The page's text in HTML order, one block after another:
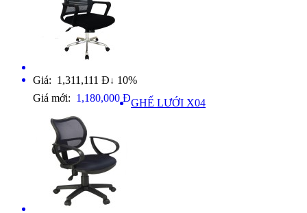
Giá: 1,311,111 Đ ↓ 10%
Giá mới: 1,180,000 ĐGHẾ LƯỚI X04